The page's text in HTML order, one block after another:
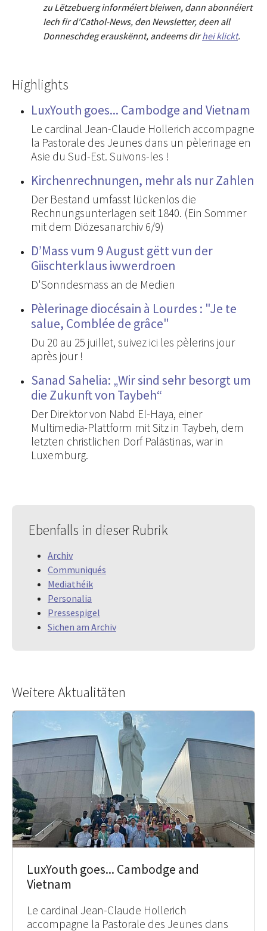
zu Lëtzebuerg informéiert bleiwen, dann abonnéiert
Iech fir d'Cathol-News, den Newsletter, deen all
Donneschdeg erauskënnt, andeems dirhei klickt.
Highlights
LuxYouth goes... Cambodge and Vietnam
Le cardinal Jean-Claude Hollerich accompagne
la Pastorale des Jeunes dans un pèlerinage en
Asie du Sud-Est. Suivons-les !
Kirchenrechnungen, mehr als nur Zahlen
Der Bestand umfasst lückenlos die
Rechnungsunterlagen seit 1840. (Ein Sommer
mit dem Diözesanarchiv 6/9)
D’Mass vum 9 August gëtt vun der
Giischterklaus iwwerdroen
D'Sonndesmass an de Medien
Pèlerinage diocésain à Lourdes : "Je te
salue, Comblée de grâce"
Du 20 au 25 juillet, suivez ici les pèlerins jour
après jour !
Sanad Sahelia: „Wir sind sehr besorgt um
die Zukunft von Taybeh“
Der Direktor von Nabd El-Haya, einer
Multimedia-Plattform mit Sitz in Taybeh, dem
letzten christlichen Dorf Palästinas, war in
Luxemburg.
Ebenfalls in dieser Rubrik
Archiv
Communiqués
Mediathéik
Personalia
Pressespigel
Sichen am Archiv
Weitere Aktualitäten
LuxYouth goes... Cambodge and
Vietnam
Le cardinal Jean-Claude Hollerich
accompagne la Pastorale des Jeunes dans